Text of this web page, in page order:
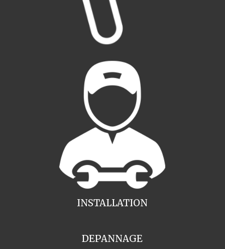
INSTALLATION
DEPANNAGE